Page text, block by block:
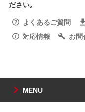
ださい。
よくあるご質問
対応情報
お問
MENU